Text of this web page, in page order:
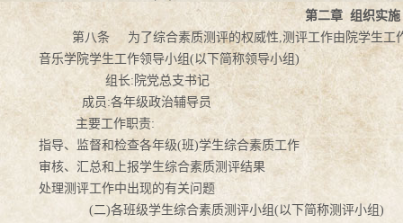
第二章 组织实施
第八条 为了综合素质测评的权威性,测评工作由院学生工
音乐学院学生工作领导小组(以下简称领导小组)
组长: 院党总支书记
成员:各年级政治辅导员
主要工作职责:
指导、监督和检查各年级(班)学生综合素质工作
审核、汇总和上报学生综合素质测评结果
处理测评工作中出现的有关问题
(二)各班级学生综合素质测评小组(以下简称测评小组)